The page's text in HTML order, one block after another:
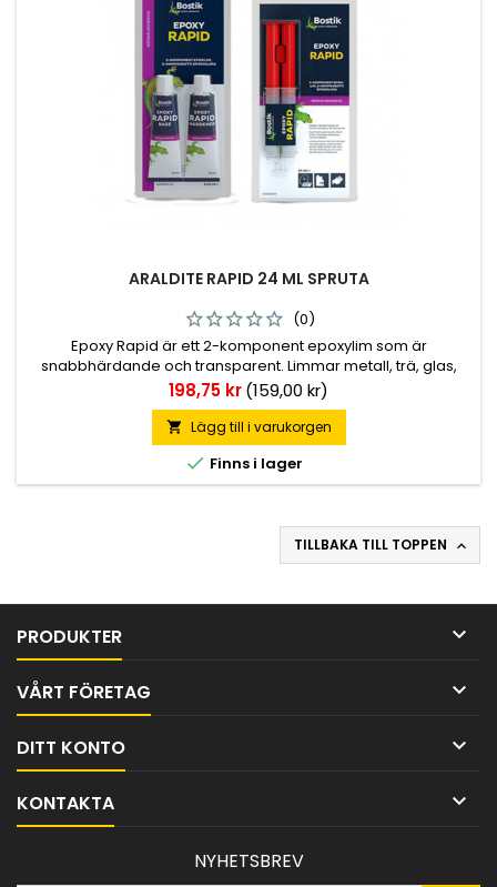
ARALDITE RAPID 24 ML SPRUTA
(0)
Epoxy Rapid är ett 2-komponent epoxylim som är
snabbhärdande och transparent. Limmar metall, trä, glas,
keramik, läder, gummi och de flesta plaster. Limfogen är
vattenfast och beständig mot de flesta lösningsmedel.
Slipbar och övermålningsbar. Tål temperaturer från -50°C till
+65°C.
Pris
198,75 kr(159,00 kr)
 Lägg till i varukorgen
 Finns i lager
TILLBAKA TILL TOPPEN 
PRODUKTER 
VÅRT FÖRETAG 
DITT KONTO 
KONTAKTA 
NYHETSBREV